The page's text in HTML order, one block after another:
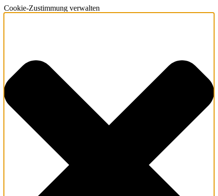
Cookie-Zustimmung verwalten